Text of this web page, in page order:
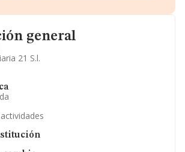
general
21 S.l.
oficial y registral complementaria.